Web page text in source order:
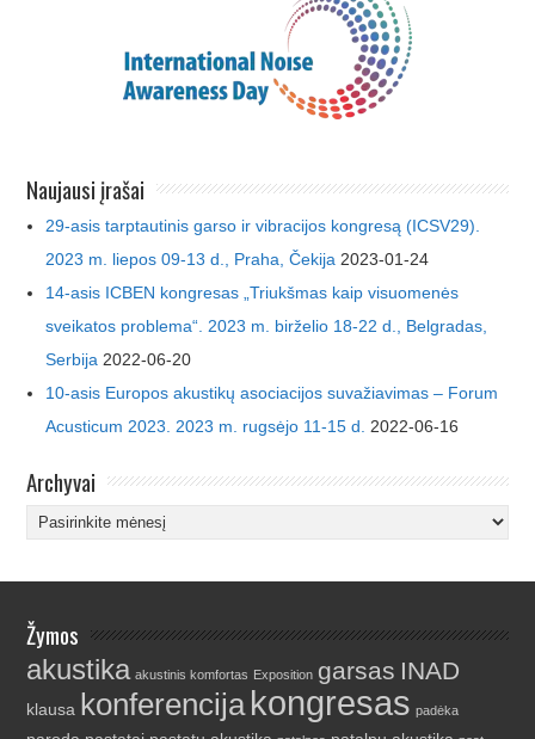
Naujausi įrašai
29-asis tarptautinis garso ir vibracijos kongresą (ICSV29).
2023 m. liepos 09-13 d., Praha, Čekija 2023-01-24
14-asis ICBEN kongresas „Triukšmas kaip visuomenės
sveikatos problema“. 2023 m. birželio 18-22 d., Belgradas,
Serbija 2022-06-20
10-asis Europos akustikų asociacijos suvažiavimas – Forum
Acusticum 2023. 2023 m. rugsėjo 11-15 d.
2022-06-16
Archyvai
Archyvai
Žymos
akustika akustinis komfortas Exposition garsas INAD
klausa konferencija kongresas padėka